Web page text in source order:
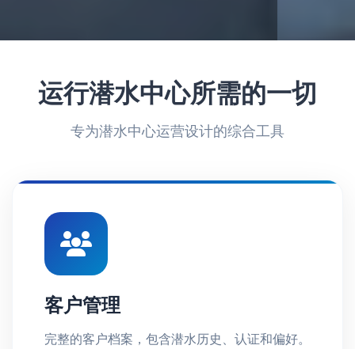
运行潜水中心所需的一切
专为潜水中心运营设计的综合工具
客户管理
完整的客户档案，包含潜水历史、认证和偏好。